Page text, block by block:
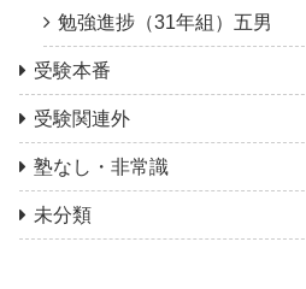
勉強進捗（31年組）五男
受験本番
受験関連外
塾なし・非常識
未分類